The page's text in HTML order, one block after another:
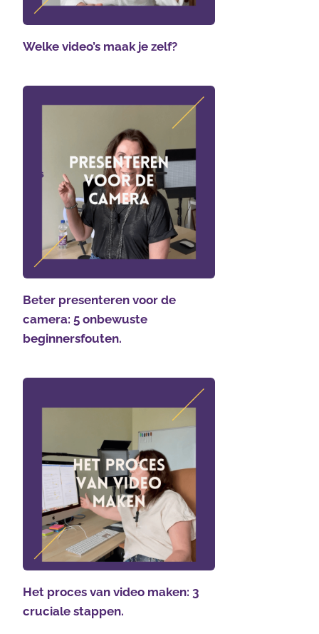
Welke video’s maak je zelf?
Beter presenteren voor de
camera: 5 onbewuste
beginnersfouten.
Het proces van video maken: 3
cruciale stappen.